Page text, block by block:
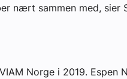
nært sammen med, sier
Norge i 2019. Espen